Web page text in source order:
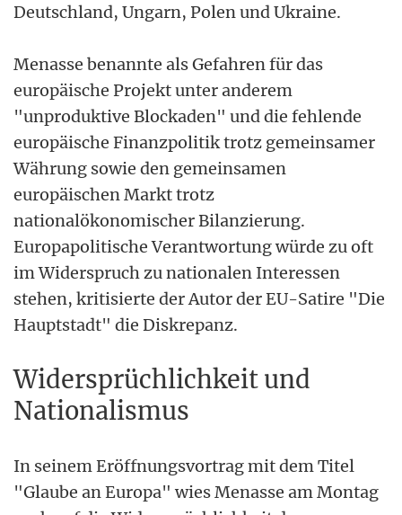
Deutschland, Ungarn, Polen und Ukraine.
Menasse benannte als Gefahren für das
europäische Projekt unter anderem
"unproduktive Blockaden" und die fehlende
europäische Finanzpolitik trotz gemeinsamer
Währung sowie den gemeinsamen
europäischen Markt trotz
nationalökonomischer Bilanzierung.
Europapolitische Verantwortung würde zu oft
im Widerspruch zu nationalen Interessen
stehen, kritisierte der Autor der EU-Satire "Die
Hauptstadt" die Diskrepanz.
Widersprüchlichkeit und
Nationalismus
In seinem Eröffnungsvortrag mit dem Titel
"Glaube an Europa" wies Menasse am Montag